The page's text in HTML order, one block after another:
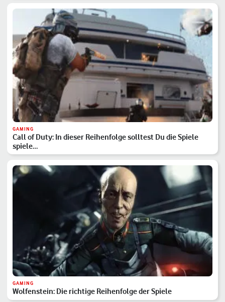
GAMING
Call of Duty: In dieser Reihenfolge solltest Du die Spiele
spiele…
GAMING
Wolfenstein: Die richtige Reihenfolge der Spiele